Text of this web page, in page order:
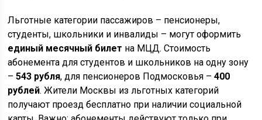
Льготные категории пассажиров – пенсионеры,
студенты, школьники и инвалиды – могут оформить
единый месячный билет на МЦД. Стоимость
абонемента для студентов и школьников на одну зону
–543 рубля, для пенсионеров Подмосковья –400
рублей. Жители Москвы из льготных категорий
получают проезд бесплатно при наличии социальной